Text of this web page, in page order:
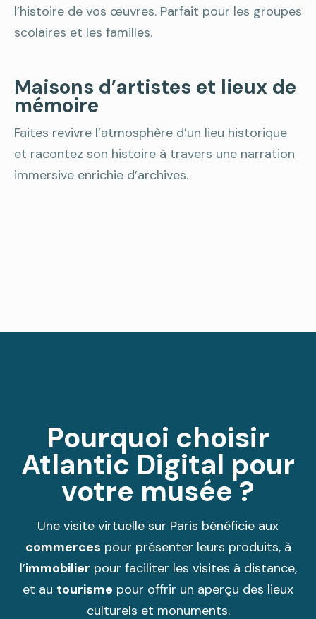
l’histoire de vos œuvres. Parfait pour les groupes
scolaires et les familles.
Maisons d’artistes et lieux de
mémoire
Faites revivre l’atmosphère d’un lieu historique
et racontez son histoire à travers une narration
immersive enrichie d’archives.
Pourquoi choisir
Atlantic Digital pour
votre musée ?
Une visite virtuelle sur Paris bénéficie aux
commerces pour présenter leurs produits, à
l’immobilier pour faciliter les visites à distance,
et au tourisme pour offrir un aperçu des lieux
culturels et monuments.